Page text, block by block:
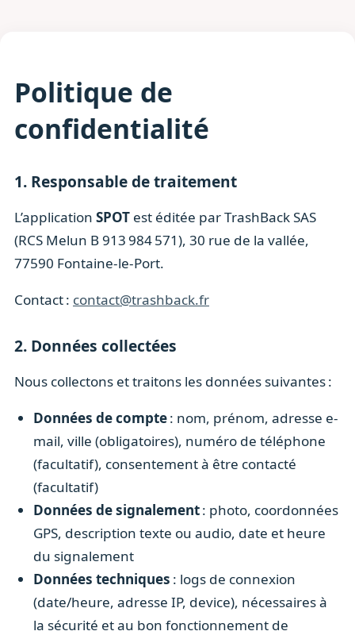
Politique de
confidentialité
1. Responsable de traitement
L’application SPOT est éditée par TrashBack SAS
(RCS Melun B 913 984 571), 30 rue de la vallée,
77590 Fontaine-le-Port.
Contact : contact@trashback.fr
2. Données collectées
Nous collectons et traitons les données suivantes :
Données de compte: nom, prénom, adresse e-
mail, ville (obligatoires), numéro de téléphone
(facultatif), consentement à être contacté
(facultatif)
Données de signalement: photo, coordonnées
GPS, description texte ou audio, date et heure
du signalement
Données techniques : logs de connexion
(date/heure, adresse IP, device), nécessaires à
la sécurité et au bon fonctionnement de